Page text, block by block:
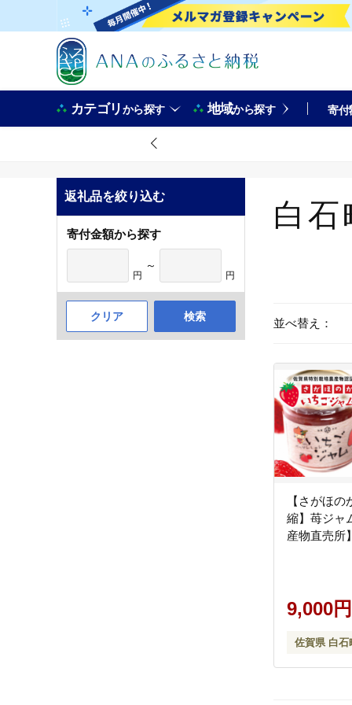
カテゴリから探す 地域から探す 寄付
返礼品を絞り込む
寄付金額から探す
円
～
円
クリア 検索
白石
並べ替え：
【さがほ
縮】苺ジャ
産物直売所
9,000円
佐賀県 白石